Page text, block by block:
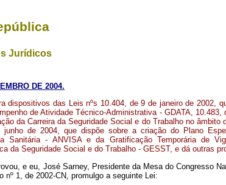
Jurídicos
DE 2004.
dispositivos das Leis nºs 10.404, de 9 de janeiro de 2002,
de Atividade Técnico-Administrativa - GDATA,
da Carreira da Seguridade Social e do Trabalho no
de 2004, que dispõe sobre a criação do Plano
Sanitária - ANVISA e da Gratificação Temporária de
da Seguridade Social e do Trabalho - GESST, e dá outras
e eu, José Sarney, Presidente da Mesa do Congresso
1, de 2002-CN, promulgo a seguinte Lei: